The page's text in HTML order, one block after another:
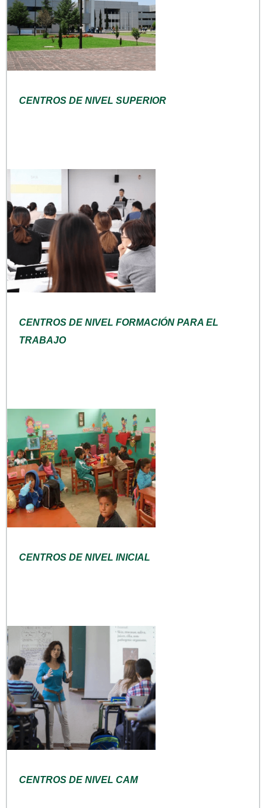
CENTROS DE NIVEL SUPERIOR
CENTROS DE NIVEL FORMACIÓN PARA EL
TRABAJO
CENTROS DE NIVEL INICIAL
CENTROS DE NIVEL CAM